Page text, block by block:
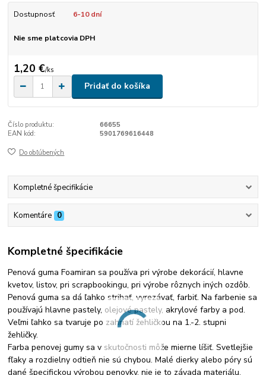
Dostupnosť 6-10 dní
Nie sme platcovia DPH
1,20 €/ks
Pridať do košíka
Číslo produktu:
66655
EAN kód:
5901769616448
Do obľúbených
Kompletné špecifikácie
Komentáre 0
Kompletné špecifikácie
Penová guma Foamiran sa používa pri výrobe dekorácií, hlavne
kvetov, listov, pri scrapbookingu, pri výrobe rôznych iných ozdôb.
Penová guma sa dá ľahko strihať, vyrezávať, farbiť. Na farbenie sa
používajú hlavne pastely, olejové pastely, akrylové farby a pod.
Veľmi ľahko sa tvaruje po zahriatí žehličkou na 1.-2. stupni
žehličky.
Farba penovej gumy sa v skutočnosti môže mierne líšiť. Svetlejšie
fľaky a rozdielny odtieň nie sú chybou. Malé dierky alebo póry sú
dané špecifickou výrobou penovky, nie je to závada materiálu.